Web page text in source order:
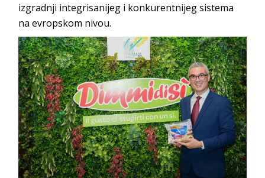
izgradnji integrisanijeg i konkurentnijeg sistema
na evropskom nivou.